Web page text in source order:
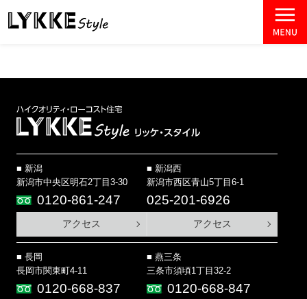
新潟
新潟市中央区明石2丁目3-30
0120-861-247
アクセス
新潟西
新潟市西区青山5丁目6-1
025-201-6926
アクセス
長岡
長岡市関東町4-11
0120-668-837
燕三条
三条市須頃1丁目32-2
0120-668-847